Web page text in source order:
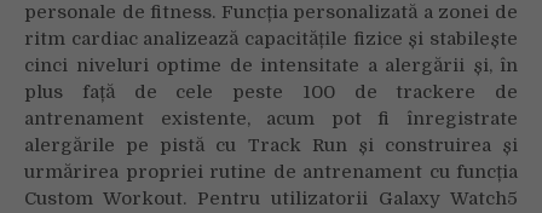
personale de fitness. Funcția personalizată a zonei de
ritm cardiac analizează capacitățile fizice și stabilește
cinci niveluri optime de intensitate a alergării și, în
plus față de cele peste 100 de trackere de
antrenament existente, acum pot fi înregistrate
alergările pe pistă cu Track Run și construirea și
urmărirea propriei rutine de antrenament cu funcția
Custom Workout. Pentru utilizatorii Galaxy Watch5